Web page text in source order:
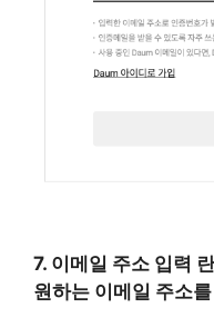
7. 이메일 주소 입력
원하는 이메일 주소